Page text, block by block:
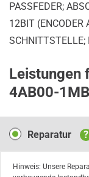
PASSFEDER;
12BIT (ENCODER
SCHNITTSTELLE;
Leistungen
4AB00-
Reparatur
Reparatur ?
Hinweis: Unsere